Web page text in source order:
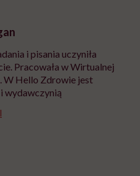
i pisania uczyniła
Pracowała w Wirtualnej
W Hello Zdrowie jest
wydawczynią